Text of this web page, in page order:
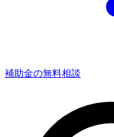
補助金の無料相談